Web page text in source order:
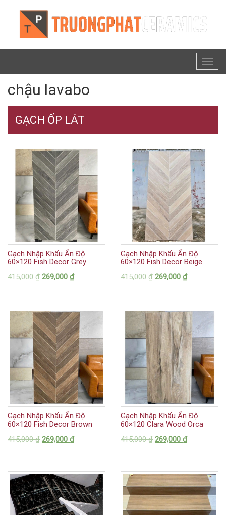
chậu lavabo
GẠCH ỐP LÁT
Gạch Nhập Khẩu Ấn Độ
60×120 Fish Decor Grey
415,000₫ 269,000 ₫
Gạch Nhập Khẩu Ấn Độ
60×120 Fish Decor Beige
415,000₫ 269,000 ₫
Gạch Nhập Khẩu Ấn Độ
60×120 Fish Decor Brown
415,000₫ 269,000 ₫
Gạch Nhập Khẩu Ấn Độ
60×120 Clara Wood Orca
415,000₫ 269,000 ₫